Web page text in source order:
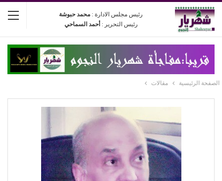
رئيس مجلس الادارة : محمد حبوشة
رئيس التحرير : أحمد السماحي
الصفحة الرئيسية مقالات